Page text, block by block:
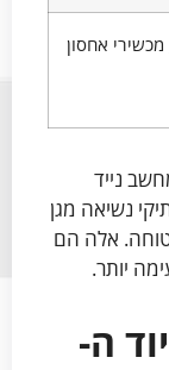
אחסון
נייד
נשיאה מגן
אלה הם
ה-